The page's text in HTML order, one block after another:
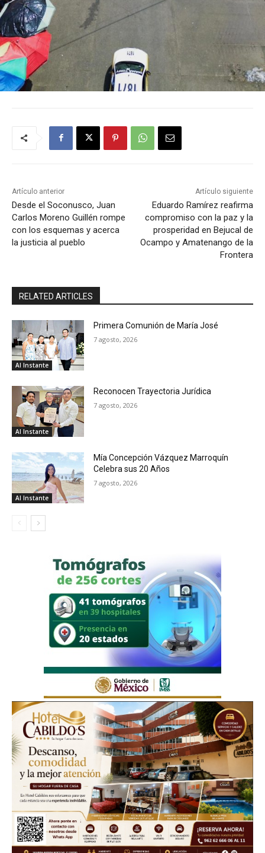
Artículo anterior
Desde el Soconusco, Juan
Carlos Moreno Guillén rompe
con los esquemas y acerca
la justicia al pueblo
Artículo siguiente
Eduardo Ramírez reafirma
compromiso con la paz y la
prosperidad en Bejucal de
Ocampo y Amatenango de la
Frontera
RELATED ARTICLES
Al Instante
Primera Comunión de María José
7 agosto, 2026
Al Instante
Reconocen Trayectoria Jurídica
7 agosto, 2026
Al Instante
Mía Concepción Vázquez Marroquín
Celebra sus 20 Años
7 agosto, 2026